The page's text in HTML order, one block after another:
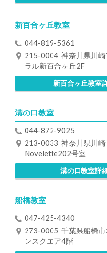
新百合ヶ丘教室
044-819-5361
215-0004 神奈川県川
ラル新百合ヶ丘2F
新百合ヶ丘教室
溝の口教室
044-872-9025
213-0033 神奈川県川
Novelette202号室
溝の口教室詳
船橋教室
047-425-4340
273-0005 千葉県船橋
ンスクエア4階